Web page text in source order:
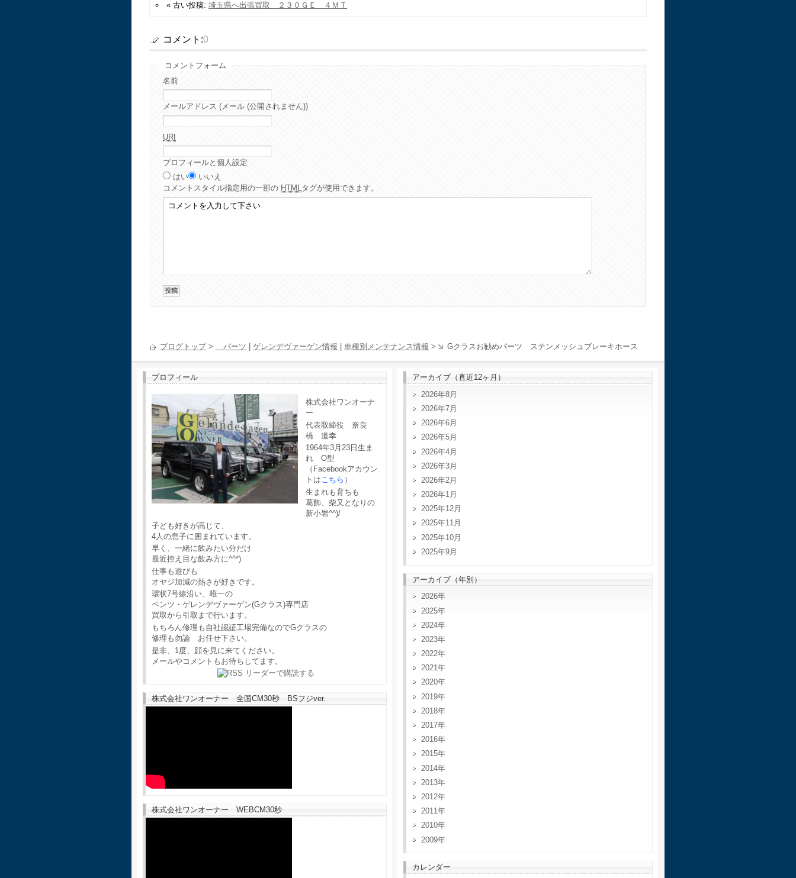
« 古い投稿: 埼玉県へ出張買取 ２３０ＧＥ ４ＭＴ
コメント:0
コメントフォーム
名前
メールアドレス (メール (公開されません))
URI
プロフィールと個人設定
はい
いいえ
コメント スタイル指定用の一部の HTMLタグが使用できます。
ブログトップ> パーツ ゲレンデヴァーゲン情報 車種別メンテナンス情報 > Gクラスお勧めパーツ ステンメッシュブレーキホース
プロフィール
株式会社ワンオーナ
ー
代表取締役 奈良
橋 道幸
1964年3月23日生ま
れ O型
（Facebookアカウン
トはこちら ）
生まれも育ちも
葛飾、柴又となりの
新小岩^^)/
子ども好きが高じて、
4人の息子に囲まれています。
早く、一緒に飲みたい分だけ
最近控え目な飲み方に^^*)
仕事も遊びも
オヤジ加減の熱さが好きです。
環状7号線沿い、唯一の
ベンツ・ゲレンデヴァーゲン(Gクラス)専門店
買取から引取まで行います。
もちろん修理も自社認証工場完備なのでGクラスの
修理も勿論 お任せ下さい。
是非、1度、顔を見に来てください。
メールやコメントもお待ちしてます。
株式会社ワンオーナー 全国CM30秒 BSフジver.
株式会社ワンオーナー WEBCM30秒
アーカイブ（直近12ヶ月）
2026年8月
2026年7月
2026年6月
2026年5月
2026年4月
2026年3月
2026年2月
2026年1月
2025年12月
2025年11月
2025年10月
2025年9月
アーカイブ（年別）
2026
2025
2024
2023
2022
2021
2020
2019
2018
2017
2016
2015
2014
2013
2012
2011
2010
2009
カレンダー